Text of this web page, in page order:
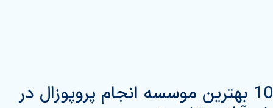
10 بهترین موسسه انجام پروپوزال در